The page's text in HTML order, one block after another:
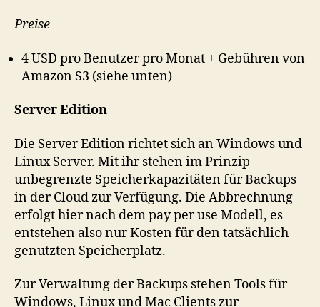
Preise
4 USD pro Benutzer pro Monat + Gebühren von
Amazon S3 (siehe unten)
Server Edition
Die Server Edition richtet sich an Windows und
Linux Server. Mit ihr stehen im Prinzip
unbegrenzte Speicherkapazitäten für Backups
in der Cloud zur Verfügung. Die Abbrechnung
erfolgt hier nach dem pay per use Modell, es
entstehen also nur Kosten für den tatsächlich
genutzten Speicherplatz.
Zur Verwaltung der Backups stehen Tools für
Windows, Linux und Mac Clients zur